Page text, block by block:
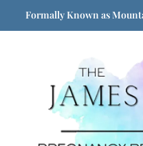
Formally Known as